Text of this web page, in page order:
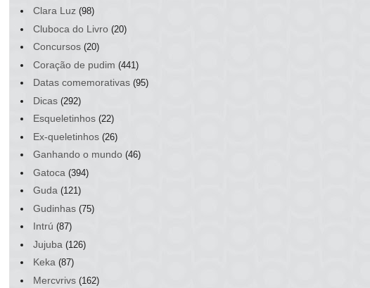
Clara Luz (98)
Cluboca do Livro (20)
Concursos (20)
Coração de pudim (441)
Datas comemorativas (95)
Dicas (292)
Esqueletinhos (22)
Ex-queletinhos (26)
Ganhando o mundo (46)
Gatoca (394)
Guda (121)
Gudinhas (75)
Intrú (87)
Jujuba (126)
Keka (87)
Mercvrivs (162)